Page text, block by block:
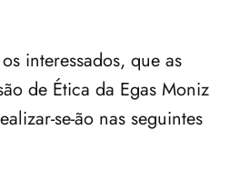
interessados, que as
de Ética da Egas Moniz
se-ão nas seguintes